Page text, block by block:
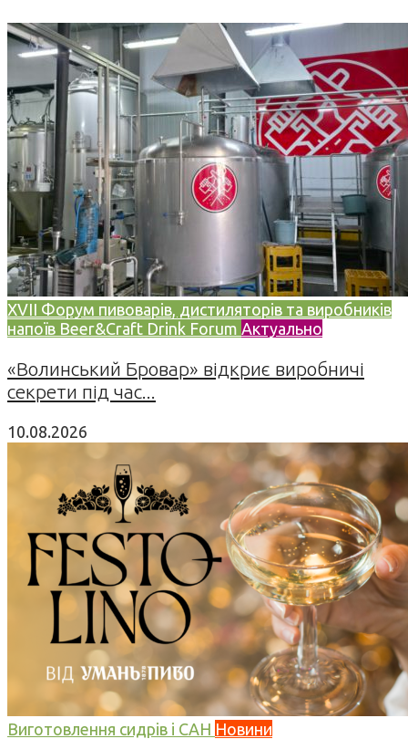
XVII Форум пивоварів, дистиляторів та виробників
напоїв Beer&Craft Drink Forum Актуально
«Волинський Бровар» відкриє виробничі
секрети під час...
10.08.2026
Виготовлення сидрів і САН Новини